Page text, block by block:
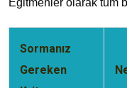
Eğitmenler olarak tüm
Sormanız
Gereken